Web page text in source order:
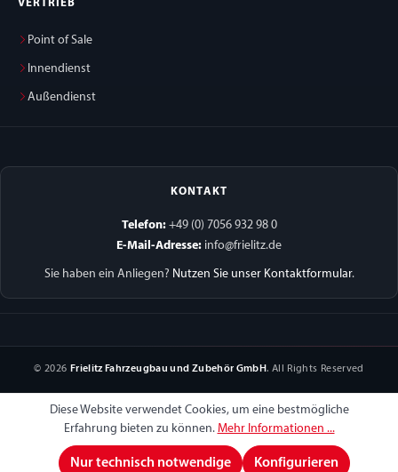
VERTRIEB
Point of Sale
Innendienst
Außendienst
KONTAKT
Telefon:+49 (0) 7056 932 98 0
E-Mail-Adresse: info@frielitz.de
Sie haben ein Anliegen? Nutzen Sie unser Kontaktformular.
© 2026 Frielitz Fahrzeugbau und Zubehör GmbH. All Rights Reserved
Diese Website verwendet Cookies, um eine bestmögliche
Erfahrung bieten zu können. Mehr Informationen ...
Nur technisch notwendige Konfigurieren